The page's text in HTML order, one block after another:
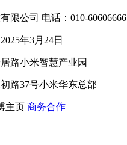
限公司 电话：010-60606666
年3月24日
路小米智慧产业园
路37号小米华东总部
主页 商务合作